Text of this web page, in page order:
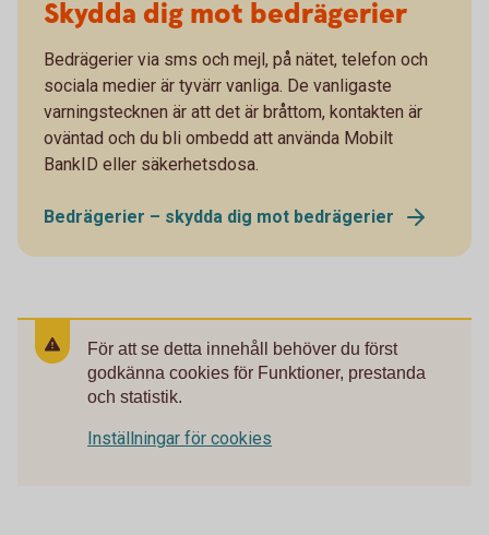
Skydda dig mot bedrägerier
Bedrägerier via sms och mejl, på nätet, telefon och
sociala medier är tyvärr vanliga. De vanligaste
varningstecknen är att det är bråttom, kontakten är
oväntad och du bli ombedd att använda Mobilt
BankID eller säkerhetsdosa.
Bedrägerier – skydda dig mot bedrägerier
För att se detta innehåll behöver du först
godkänna cookies för Funktioner, prestanda
och statistik.
Inställningar för cookies